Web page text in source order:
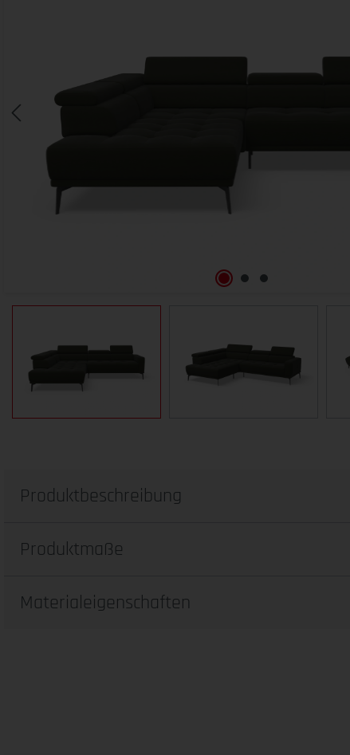
Produktbeschreibung
Produktmaße
Materialeigenschaften